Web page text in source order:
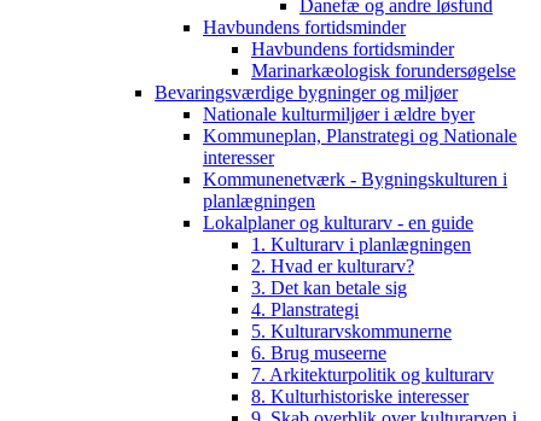
Danefæ og andre løsfund
Havbundens fortidsminder
Havbundens fortidsminder
Marinarkæologisk forundersøgelse
Bevaringsværdige bygninger og miljøer
Nationale kulturmiljøer i ældre byer
Kommuneplan, Planstrategi og Nationale
interesser
Kommunenetværk - Bygningskulturen i
planlægningen
Lokalplaner og kulturarv - en guide
1. Kulturarv i planlægningen
2. Hvad er kulturarv?
3. Det kan betale sig
4. Planstrategi
5. Kulturarvskommunerne
6. Brug museerne
7. Arkitekturpolitik og kulturarv
8. Kulturhistoriske interesser